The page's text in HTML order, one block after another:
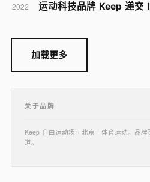
2022 运动科技品牌 Keep 递交
加载更多
关于品牌
Keep 自由运动场 · 北京 · 体育运动。品
道。